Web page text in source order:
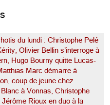
du lundi : Christophe Pelé
Olivier Bellin s’interroge à
Hugo Bourny quitte Lucas-
Marc démarre à
coup de jeune chez
à Vonnas, Christophe
Jérôme Rioux en duo à la